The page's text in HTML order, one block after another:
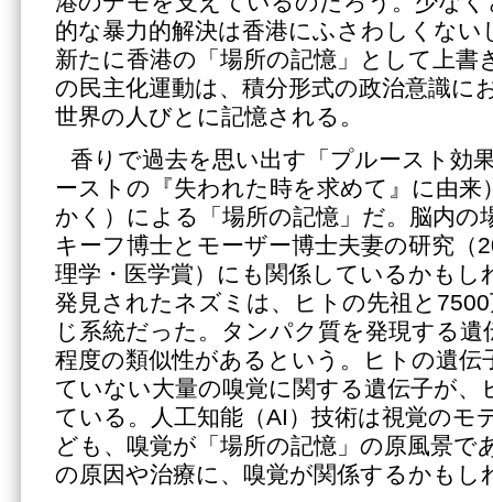
的な暴力的解決は香港にふさわしくない
新たに香港の「場所の記憶」として上書
の民主化運動は、積分形式の政治意識に
世界の人びとに記憶される。
香りで過去を思い出す「プルースト効
ーストの『失われた時を求めて』に由来
かく）による「場所の記憶」だ。脳内の
キーフ博士とモーザー博士夫妻の研究（
理学・医学賞）にも関係しているかもし
発見されたネズミは、ヒトの先祖と
じ系統だった。タンパク質を発現する
程度の類似性があるという。ヒトの遺伝
ていない大量の嗅覚に関する遺伝子が
ている。人工知能（AI）技術は視覚のモ
ども、嗅覚が「場所の記憶」の原風景で
の原因や治療に、嗅覚が関係するかもし